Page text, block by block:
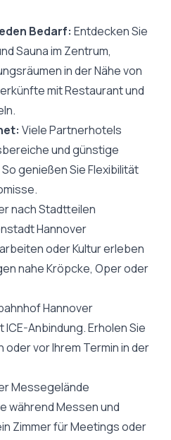
Bedarf: Entdecken Sie
Sauna im Zentrum,
in der Nähe von
mit Restaurant und
Viele Partnerhotels
und günstige
genießen Sie Flexibilität
nach Stadtteilen
Hannover
oder Kultur erleben
nahe Kröpcke, Oper oder
Hannover
Anbindung. Erholen Sie
vor Ihrem Termin in der
Messegelände
während Messen und
Zimmer für Meetings oder